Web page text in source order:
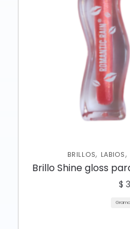
BRILLOS, LABIOS,
Brillo Shine gloss
$